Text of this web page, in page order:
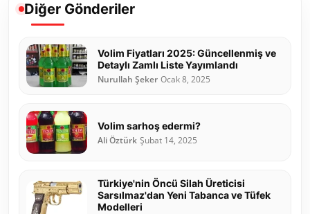
Diğer Gönderiler
Volim Fiyatları 2025: Güncellenmiş ve
Detaylı Zamlı Liste Yayımlandı
Nurullah Şeker Ocak 8, 2025
Volim sarhoş edermi?
Ali Öztürk Şubat 14, 2025
Türkiye'nin Öncü Silah Üreticisi
Sarsılmaz'dan Yeni Tabanca ve Tüfek
Modelleri